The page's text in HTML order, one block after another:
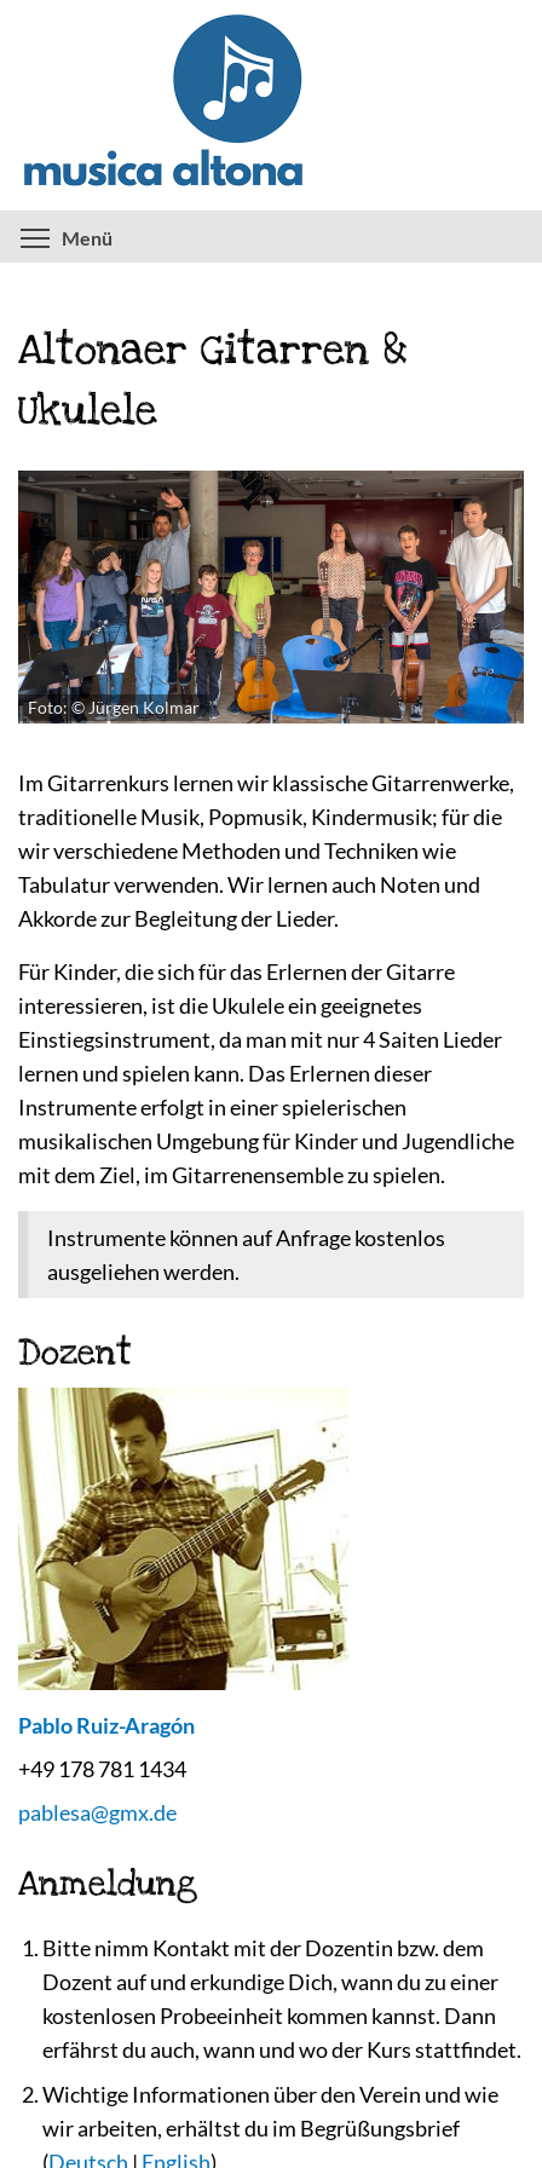
Menü
Altonaer Gitarren &
Ukulele
Foto: © Jürgen Kolmar
Im Gitarrenkurs lernen wir klassische Gitarrenwerke,
traditionelle Musik, Popmusik, Kindermusik; für die
wir verschiedene Methoden und Techniken wie
Tabulatur verwenden. Wir lernen auch Noten und
Akkorde zur Begleitung der Lieder.
Für Kinder, die sich für das Erlernen der Gitarre
interessieren, ist die Ukulele ein geeignetes
Einstiegsinstrument, da man mit nur 4 Saiten Lieder
lernen und spielen kann. Das Erlernen dieser
Instrumente erfolgt in einer spielerischen
musikalischen Umgebung für Kinder und Jugendliche
mit dem Ziel, im Gitarrenensemble zu spielen.
Instrumente können auf Anfrage kostenlos
ausgeliehen werden.
Dozent
Pablo Ruiz-Aragón
+49 178 781 1434
pablesa@gmx.de
Anmeldung
Bitte nimm Kontakt mit der Dozentin bzw. dem
Dozent auf und erkundige Dich, wann du zu einer
kostenlosen Probeeinheit kommen kannst. Dann
erfährst du auch, wann und wo der Kurs stattfindet.
Wichtige Informationen über den Verein und wie
wir arbeiten, erhältst du im Begrüßungsbrief
(Deutsch | English).